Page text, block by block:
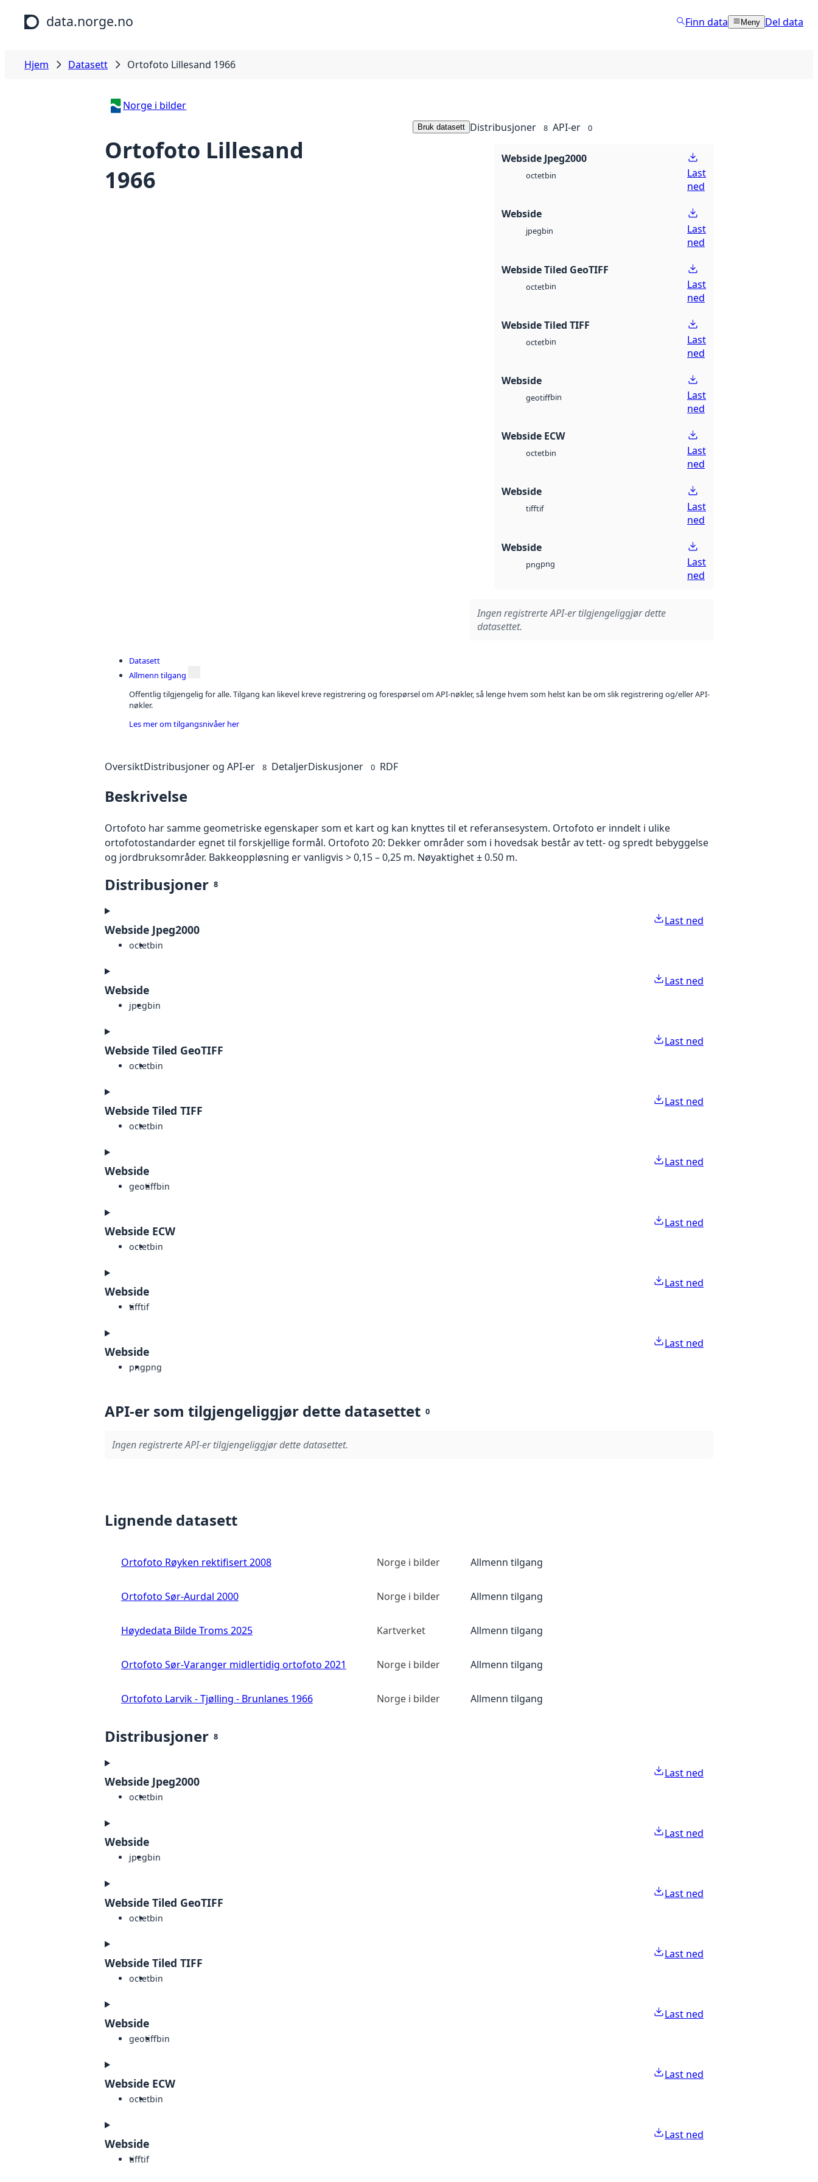
Hopp til hovedinnhold
data.norge.no Finn data Meny Del data
Hjem Datasett Ortofoto Lillesand 1966
Norge i bilder
Ortofoto Lillesand
1966
Bruk datasett Distribusjoner 8 API-er 0
Webside Jpeg2000
octetbin
Last
ned
Webside
jpegbin
Last
ned
Webside Tiled GeoTIFF
octetbin
Last
ned
Webside Tiled TIFF
octetbin
Last
ned
Webside
geotiffbin
Last
ned
Webside ECW
octetbin
Last
ned
Webside
tifftif
Last
ned
Webside
pngpng
Last
ned
Ingen registrerte API-er tilgjengeliggjør dette
datasettet.
Datasett
Allmenn tilgang
Offentlig tilgjengelig for alle. Tilgang kan likevel kreve registrering og forespørsel om API-nøkler, så lenge hvem som helst kan be om slik registrering og/eller API-
nøkler.
Les mer om tilgangsnivåer her
OversiktDistribusjoner og API-er 8 DetaljerDiskusjoner 0 RDF
Beskrivelse
Ortofoto har samme geometriske egenskaper som et kart og kan knyttes til et referansesystem. Ortofoto er inndelt i ulike
ortofotostandarder egnet til forskjellige formål. Ortofoto 20: Dekker områder som i hovedsak består av tett- og spredt bebyggelse
og jordbruksområder. Bakkeoppløsning er vanligvis > 0,15 – 0,25 m. Nøyaktighet ± 0.50 m.
Distribusjoner 8
Webside Jpeg2000
octetbin
Last ned
Webside
jpegbin
Last ned
Webside Tiled GeoTIFF
octetbin
Last ned
Webside Tiled TIFF
octetbin
Last ned
Webside
geotiffbin
Last ned
Webside ECW
octetbin
Last ned
Webside
tifftif
Last ned
Webside
pngpng
Last ned
API-er som tilgjengeliggjør dette datasettet 0
Ingen registrerte API-er tilgjengeliggjør dette datasettet.
Lignende datasett
Ortofoto Røyken rektifisert 2008 Norge i bilder Allmenn tilgang
Ortofoto Sør-Aurdal 2000 Norge i bilder Allmenn tilgang
Høydedata Bilde Troms 2025 Kartverket Allmenn tilgang
Ortofoto Sør-Varanger midlertidig ortofoto 2021 Norge i bilder Allmenn tilgang
Ortofoto Larvik - Tjølling - Brunlanes 1966 Norge i bilder Allmenn tilgang
Distribusjoner 8
Webside Jpeg2000
octetbin
Last ned
Webside
jpegbin
Last ned
Webside Tiled GeoTIFF
octetbin
Last ned
Webside Tiled TIFF
octetbin
Last ned
Webside
geotiffbin
Last ned
Webside ECW
octetbin
Last ned
Webside
tifftif
Last ned